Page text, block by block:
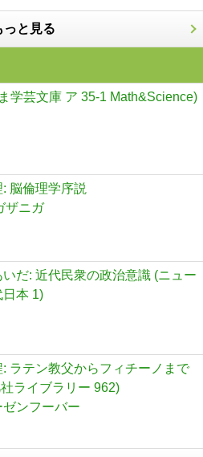
っと見る
学芸文庫 ア 35-1 Math&Science)
脳倫理学序説
ザニガ
だ: 近代民衆の政治意識 (ニュー
日本 1)
ラテン教父からフィチーノまで
ライブラリー 962)
ンフーバー